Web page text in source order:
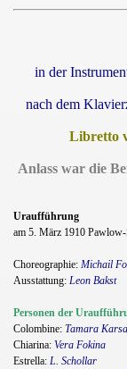
in der
nach dem
Libretto
Anlass war die
Uraufführung
am 5. März 1910
Choreographie: Michail
Ausstattung: Leon Bakst
Personen der
Colombine: Tamara
Chiarina: Vera Fokina
Estrella: L. Schollar